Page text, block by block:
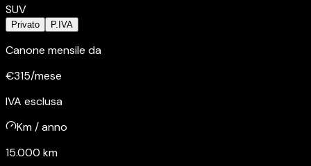
SUV
Privato P.IVA
Canone mensile da
€315/mese
IVA esclusa
Km / anno
15.000 km